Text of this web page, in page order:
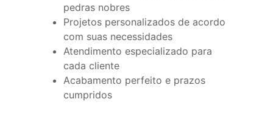
pedras nobres
Projetos personalizados de acordo
com suas necessidades
Atendimento especializado para
cada cliente
Acabamento perfeito e prazos
cumpridos